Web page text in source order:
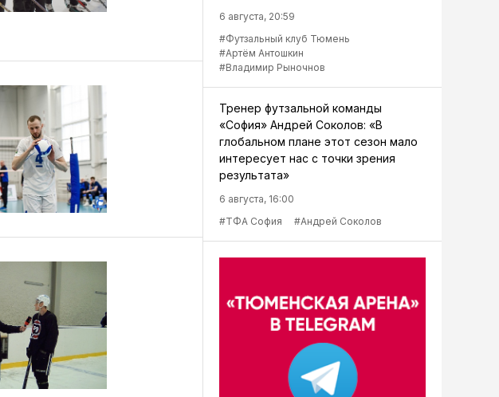
6 августа, 20:59
#Футзальный клуб Тюмень
#Артём Антошкин
#Владимир Рыночнов
Тренер футзальной команды
«София» Андрей Соколов: «В
глобальном плане этот сезон мало
интересует нас с точки зрения
результата»
6 августа, 16:00
#ТФА София
#Андрей Соколов